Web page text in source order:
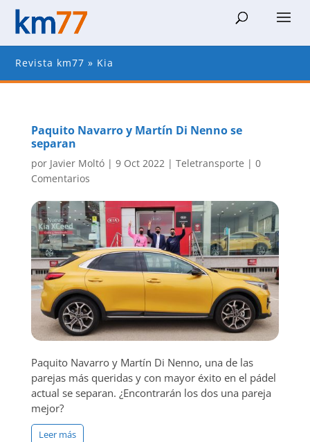
Revista km77 » Kia
Paquito Navarro y Martín Di Nenno se
separan
por Javier Moltó| 9 Oct 2022| Teletransporte | 0
Comentarios
Paquito Navarro y Martín Di Nenno, una de las
parejas más queridas y con mayor éxito en el pádel
actual se separan. ¿Encontrarán los dos una pareja
mejor?
Leer más